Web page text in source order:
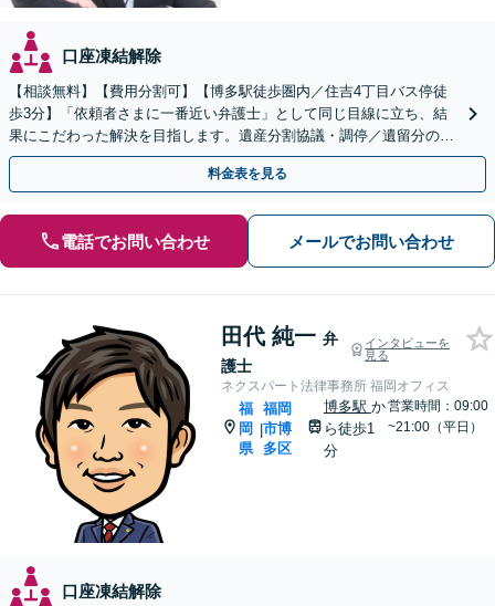
口座凍結解除
【相談無料】【費用分割可】【博多駅徒歩圏内／住吉4丁目バス停徒
歩3分】「依頼者さまに一番近い弁護士」として同じ目線に立ち、結
果にこだわった解決を目指します。遺産分割協議・調停／遺留分の侵
害／遺言書の作成／遺産の調査など
料金表を見る
電話でお問い合わせ メールでお問い合わせ
田代 純一 弁
護士
インタビューを
見る
ネクスパート法律事務所 福岡オフィス
福
岡
県
|
福岡
市博
多区
博多駅 か
ら徒歩1
分
営業時間：09:00
~21:00（平日）
口座凍結解除